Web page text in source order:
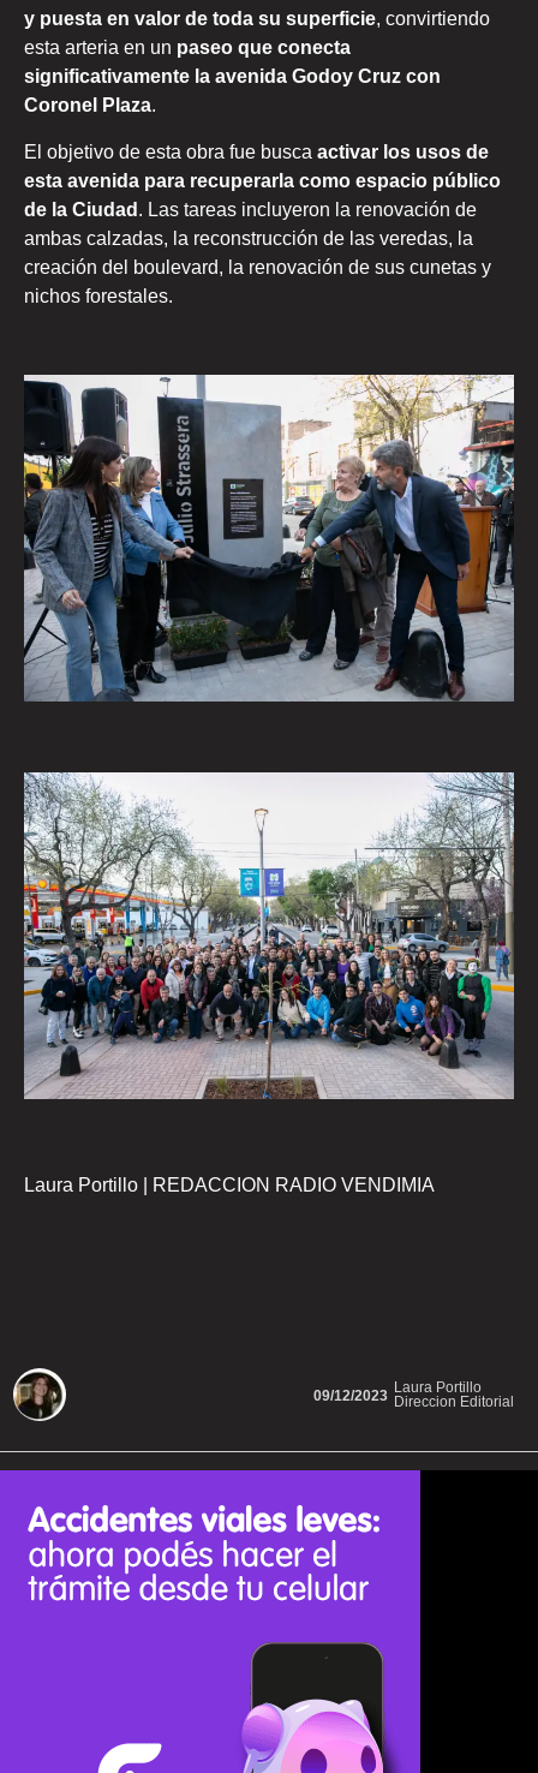
y puesta en valor de toda su superficie, convirtiendo
esta arteria en un paseo que conecta
significativamente la avenida Godoy Cruz con
Coronel Plaza.
El objetivo de esta obra fue busca activar los usos de
esta avenida para recuperarla como espacio público
de la Ciudad . Las tareas incluyeron la renovación de
ambas calzadas, la reconstrucción de las veredas, la
creación del boulevard, la renovación de sus cunetas y
nichos forestales.
Laura Portillo | REDACCION RADIO VENDIMIA
Laura Portillo
Direccion Editorial
09/12/2023